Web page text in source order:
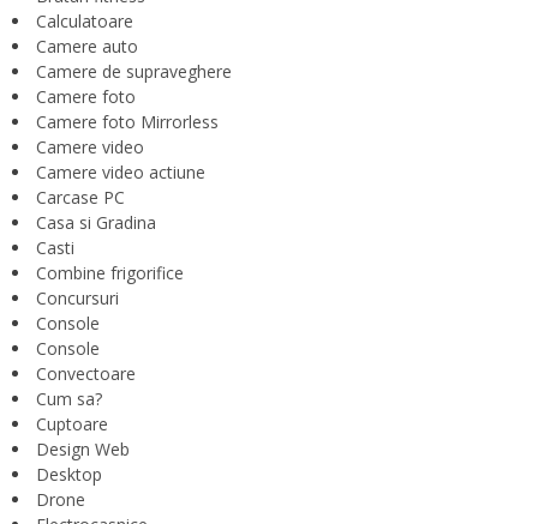
Calculatoare
Camere auto
Camere de supraveghere
Camere foto
Camere foto Mirrorless
Camere video
Camere video actiune
Carcase PC
Casa si Gradina
Casti
Combine frigorifice
Concursuri
Console
Console
Convectoare
Cum sa?
Cuptoare
Design Web
Desktop
Drone